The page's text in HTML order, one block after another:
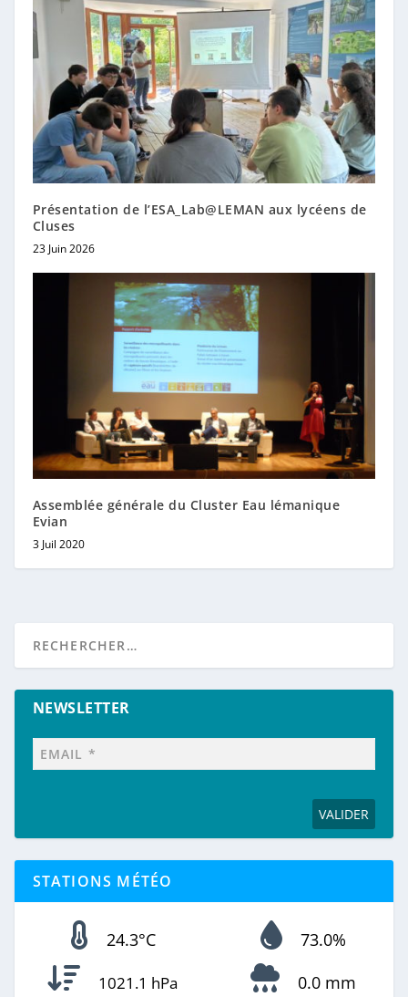
Présentation de l’ESA_Lab@LEMAN aux lycéens de
Cluses
23 Juin 2026
Assemblée générale du Cluster Eau lémanique
Evian
3 Juil 2020
NEWSLETTER
STATIONS MÉTÉO
24.3°C 73.0%
1021.1 hPa 0.0 mm